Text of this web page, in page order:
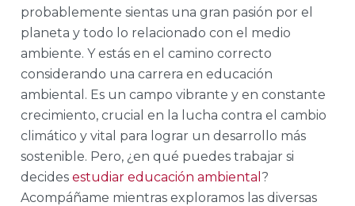
probablemente sientas una gran pasión por el
planeta y todo lo relacionado con el medio
ambiente. Y estás en el camino correcto
considerando una carrera en educación
ambiental. Es un campo vibrante y en constante
crecimiento, crucial en la lucha contra el cambio
climático y vital para lograr un desarrollo más
sostenible. Pero, ¿en qué puedes trabajar si
decides estudiar educación ambiental ?
Acompáñame mientras exploramos las diversas